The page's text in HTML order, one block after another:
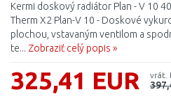
Kermi doskový radiátor Plan - V 10
Therm X2 Plan-V 10 - Doskové
plochou, vstavaným ventilom a
te... Zobraziť celý popis »
325,41 EUR vrát.